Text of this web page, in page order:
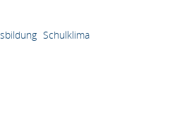
Schulklima